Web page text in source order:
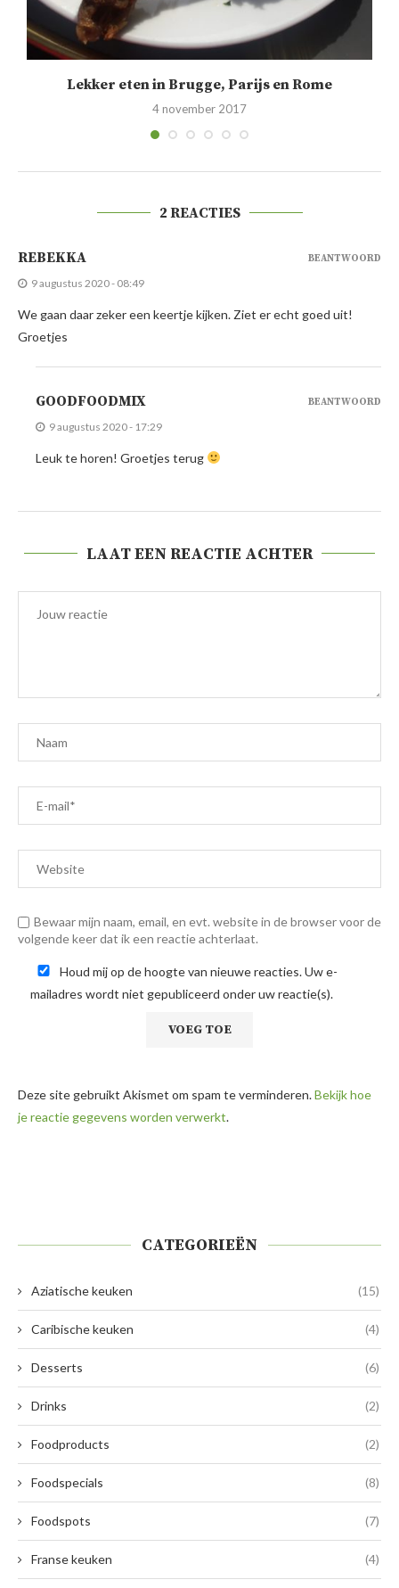
Lekker eten in Brugge, Parijs en Rome
4 november 2017
2 REACTIES
REBEKKA
9 augustus 2020 - 08:49
We gaan daar zeker een keertje kijken. Ziet er echt goed uit!
Groetjes
BEANTWOORD
GOODFOODMIX
9 augustus 2020 - 17:29
Leuk te horen! Groetjes terug
BEANTWOORD
LAAT EEN REACTIE ACHTER
Bewaar mijn naam, email, en evt. website in de browser voor de
volgende keer dat ik een reactie achterlaat.
Houd mij op de hoogte van nieuwe reacties. Uw e-
mailadres wordt niet gepubliceerd onder uw reactie(s).
Deze site gebruikt Akismet om spam te verminderen.Bekijk hoe
je reactie gegevens worden verwerkt.
CATEGORIEËN
Aziatische keuken (15)
Caribische keuken (4)
Desserts (6)
Drinks (2)
Foodproducts (2)
Foodspecials (8)
Foodspots (7)
Franse keuken (4)